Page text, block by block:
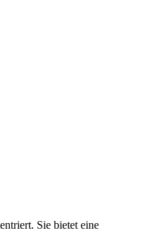
Sie bietet eine